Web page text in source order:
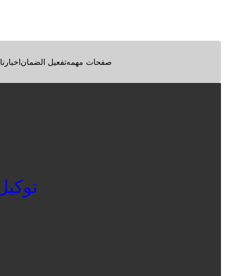
اخبارناتفعيل الضمانصفحات مهمه
توكيل